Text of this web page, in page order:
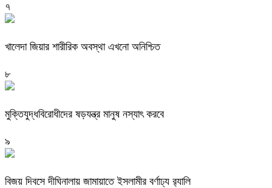
৭
খালেদা জিয়ার শারীরিক অবস্থা এখনো অনিশ্চিত
৮
মুক্তিযুদ্ধবিরোধীদের ষড়যন্ত্র মানুষ নস্যাৎ করবে
৯
বিজয় দিবসে দীঘিনালায় জামায়াতে ইসলামীর বর্ণাঢ্য র‍্যালি